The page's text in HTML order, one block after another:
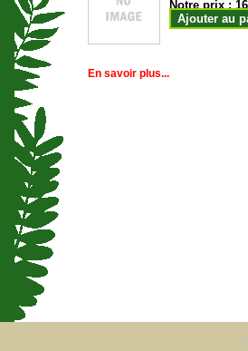
Notre prix :
Ajouter au
En savoir plus...